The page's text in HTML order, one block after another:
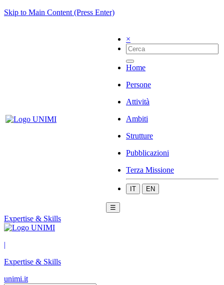
Skip to Main Content (Press Enter)
×
Home
Persone
Attività
Ambiti
Strutture
Pubblicazioni
Terza Missione
IT EN
☰
Expertise & Skills
|
Expertise & Skills
unimi.it